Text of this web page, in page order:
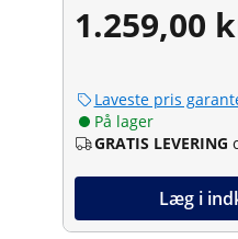
1.259,00
Laveste pris
På lager
GRATIS LEVERING
Læg i